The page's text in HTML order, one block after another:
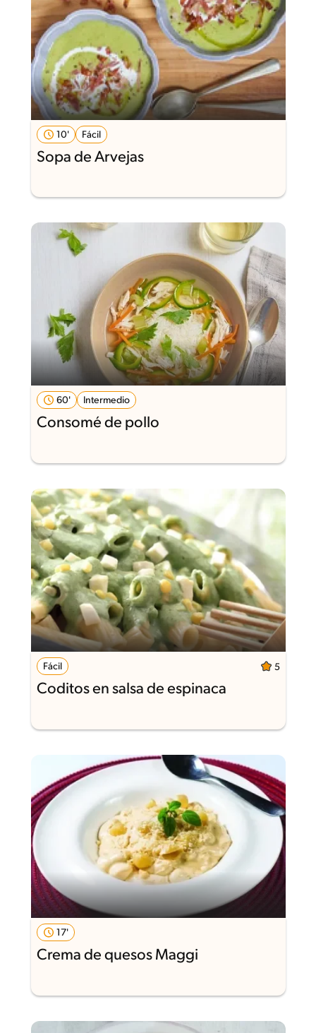
10' Fácil
Sopa de Arvejas
60' Intermedio
Consomé de pollo
Fácil 5
Coditos en salsa de espinaca
17'
Crema de quesos Maggi